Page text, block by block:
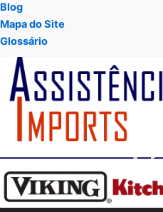
Blog
Mapa do Site
Glossário
Tocador
vídeo